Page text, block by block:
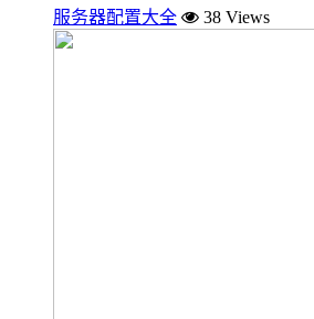
服务器配置大全
38 Views